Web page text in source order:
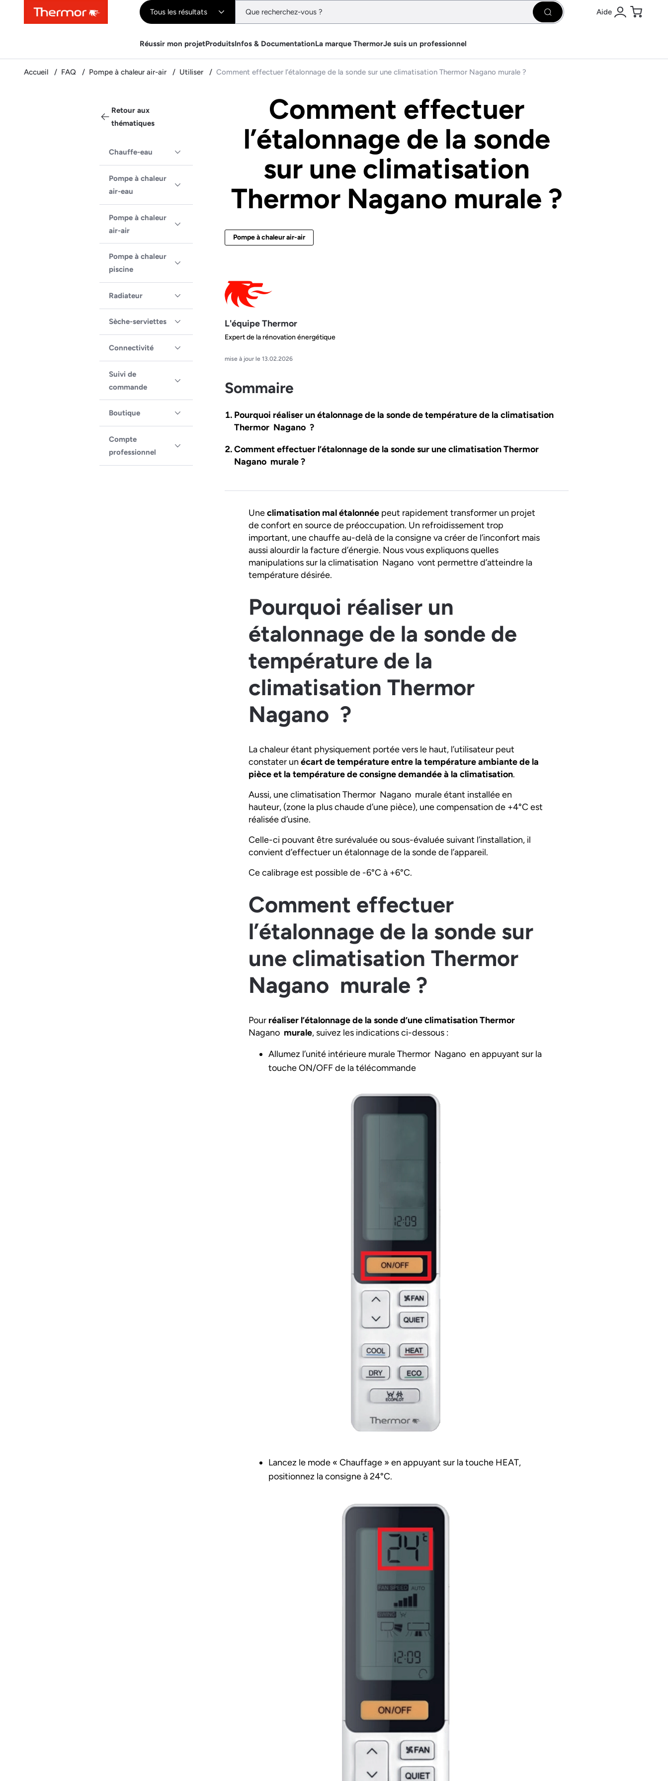
ContenuMenuRecherche Tous les résultats Rechercher Aide
Se connecter
Panier
Réussir mon projetProduitsInfos & DocumentationLa marque ThermorJe suis un professionnel
Accueil FAQ Pompe à chaleur air-air Utiliser Comment effectuer l’étalonnage de la sonde sur une climatisation Thermor Nagano murale ?
Retour aux
thématiques
Chauffe-eau
Pompe à chaleur
air-eau
Pompe à chaleur
air-air
Pompe à chaleur
piscine
Radiateur
Sèche-serviettes
Connectivité
Suivi de
commande
Boutique
Compte
professionnel
Comment effectuer
l’étalonnage de la sonde
sur une climatisation
Thermor Nagano murale ?
Pompe à chaleur air-air
L'équipe Thermor
Expert de la rénovation énergétique
mise à jour le 13.02.2026
Sommaire
Pourquoi réaliser un étalonnage de la sonde de température de la climatisation
Thermor Nagano ?
Comment effectuer l’étalonnage de la sonde sur une climatisation Thermor
Nagano murale ?
Uneclimatisation mal étalonnée peut rapidement transformer un projet
de confort en source de préoccupation. Un refroidissement trop
important, une chauffe au-delà de la consigne va créer de l’inconfort mais
aussi alourdir la facture d’énergie. Nous vous expliquons quelles
manipulations sur la climatisation Nagano vont permettre d’atteindre la
température désirée.
Pourquoi réaliser un
étalonnage de la sonde de
température de la
climatisation Thermor
Nagano ?
La chaleur étant physiquement portée vers le haut, l’utilisateur peut
constater un écart de température entre la température ambiante de la
pièce et la température de consigne demandée à la climatisation.
Aussi, une climatisation Thermor Nagano murale étant installée en
hauteur, (zone la plus chaude d’une pièce), une compensation de +4°C est
réalisée d’usine.
Celle-ci pouvant être surévaluée ou sous-évaluée suivant l’installation, il
convient d’effectuer un étalonnage de la sonde de l’appareil.
Ce calibrage est possible de -6°C à +6°C.
Comment effectuer
l’étalonnage de la sonde sur
une climatisation Thermor
Nagano murale ?
Pour réaliser l’étalonnage de la sonde d’une climatisation Thermor
Nagano murale, suivez les indications ci-dessous :
Allumez l’unité intérieure murale Thermor Nagano en appuyant sur la
touche ON/OFF de la télécommande
Lancez le mode « Chauffage » en appuyant sur la touche HEAT,
positionnez la consigne à 24°C.